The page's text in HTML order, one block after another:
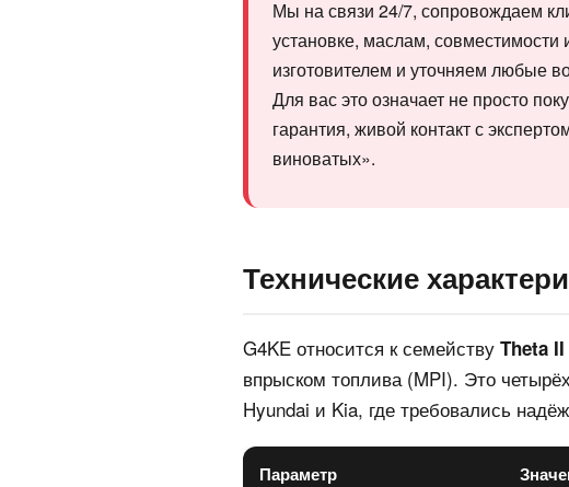
Мы на связи 24/7, сопровождаем
установке, маслам,
изготовителем и уточняем любые
Для вас это означает не просто
гарантия, живой контакт с
виноватых».
Технические
G4KE относится к семейству Theta II
впрыском топлива (MPI). Это
Hyundai и Kia, где требовались
Параметр